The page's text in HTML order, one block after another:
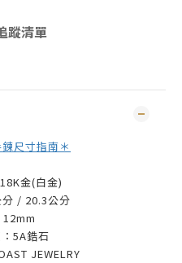
蹤清單
尺寸指南＊
金(白金)
/ 20.3公分
5A鋯石
JEWELRY